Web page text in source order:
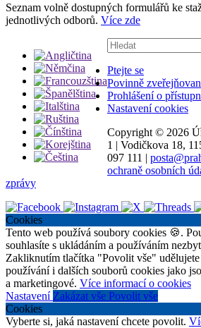
Seznam volně dostupných formulářů ke
jednotlivých odborů. Více zde
Vyhledávání:
Ptejte se
Povinně
Prohlášení o
Nastavení cookies
Copyright © 2026
1 | Vodičkova 18,
097 111 |
ochraně osobních
zprávy
Cookies
Tento web používá soubory cookies 🍪.
souhlasíte s ukládáním a používáním
Zakliknutím tlačítka "Povolit vše" udělujete
používání i dalších souborů cookies jako
a marketingové. Více informací o cookies
Nastavení Zakázat vše Povolit vše
Cookies
Vyberte si, jaká nastavení chcete povolit.